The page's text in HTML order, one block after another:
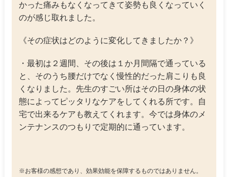
かった痛みもなくなってきて姿勢も良くなっていく
のが感じ取れました。
《その症状はどのように変化してきましたか？》
・最初は２週間、その後は１か月間隔で通っている
と、そのうち腰だけでなく慢性的だった肩こりも良
くなりました。先生のすごい所はその日の身体の状
態によってピッタリなケアをしてくれる所です。自
宅で出来るケアも教えてくれます。今では身体のメ
ンテナンスのつもりで定期的に通っています。
※お客様の感想であり、効果効能を保障するものではありません。